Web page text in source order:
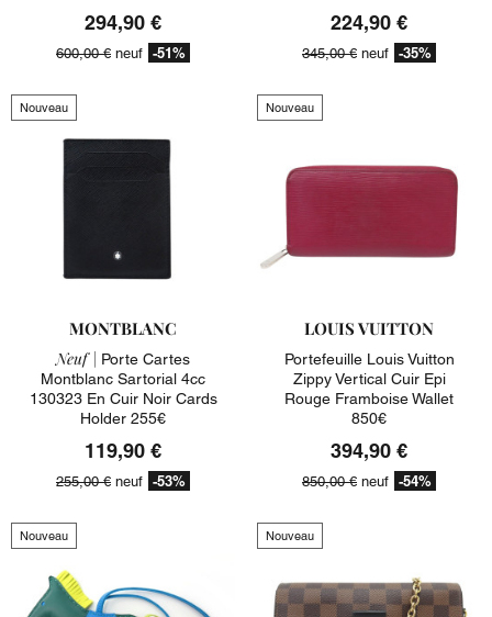
294,90 €
600,00 € neuf -51%
224,90 €
345,00 € neuf -35%
Nouveau
MONTBLANC
Neuf | Porte Cartes
Montblanc Sartorial 4cc
130323 En Cuir Noir Cards
Holder 255€
119,90 €
255,00 € neuf -53%
Nouveau
LOUIS VUITTON
Portefeuille Louis Vuitton
Zippy Vertical Cuir Epi
Rouge Framboise Wallet
850€
394,90 €
850,00 € neuf -54%
Nouveau Nouveau